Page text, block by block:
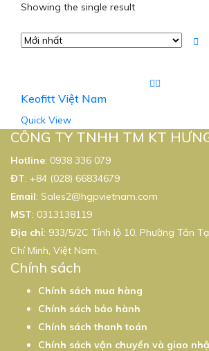
Showing the single result
Keofitt Việt Nam
Quick View
CÔNG TY TNHH TM KT
Hotline: 0938 336 079
ĐT: +84 (028) 66834679
Email: Sales2@hgpvietnam.com
MST: 0313138119
Địa chỉ: 933/5/2C Tỉnh lộ 10, Phường Tân
Chí Minh, Việt Nam.
Chính sách
Chính sách mua hàng
Chính sách bảo hành
Chính sách thanh toán
Chính sách vận chuyển và giao